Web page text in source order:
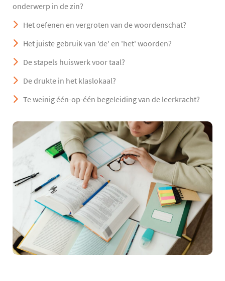
onderwerp in de zin?
Het oefenen en vergroten van de woordenschat?
Het juiste gebruik van ‘de' en 'het' woorden?
De stapels huiswerk voor taal?
De drukte in het klaslokaal?
Te weinig één-op-één begeleiding van de leerkracht?